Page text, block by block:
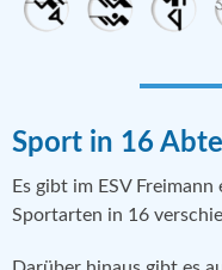
Sport in 16
Es gibt im ESV
Sportarten in 16